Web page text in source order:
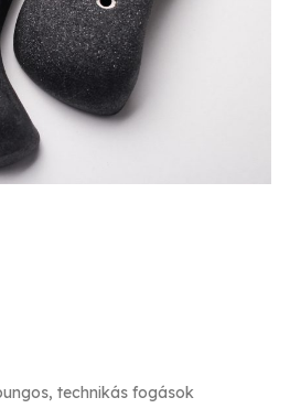
technikás fogások